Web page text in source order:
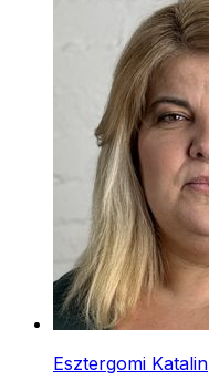
Esztergomi Katalin